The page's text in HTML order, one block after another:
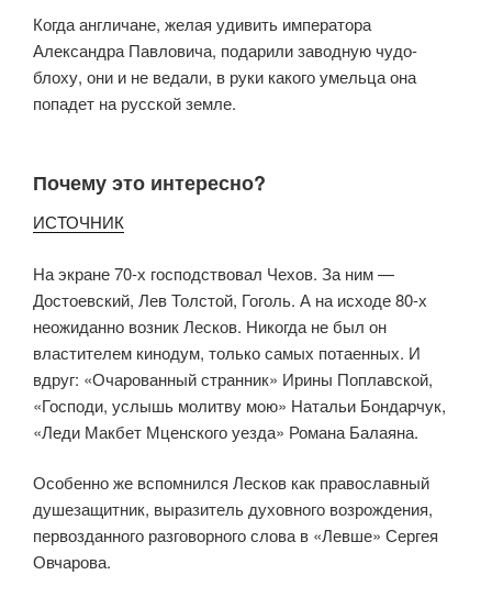
Когда англичане, желая удивить императора
Александра Павловича, подарили заводную чудо-
блоху, они и не ведали, в руки какого умельца она
попадет на русской земле.
Почему это интересно?
ИСТОЧНИК
На экране 70-х господствовал Чехов. За ним —
Достоевский, Лев Толстой, Гоголь. А на исходе 80-х
неожиданно возник Лесков. Никогда не был он
властителем кинодум, только самых потаенных. И
вдруг: «Очарованный странник» Ирины Поплавской,
«Господи, услышь молитву мою» Натальи Бондарчук,
«Леди Макбет Мценского уезда» Романа Балаяна.
Особенно же вспомнился Лесков как православный
душезащитник, выразитель духовного возрождения,
первозданного разговорного слова в «Левше» Сергея
Овчарова.